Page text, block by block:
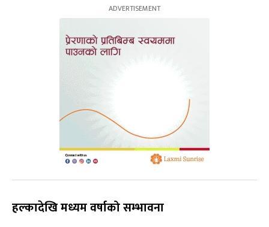
हल्कादेखि मध्यम वर्षाको सम्भावना